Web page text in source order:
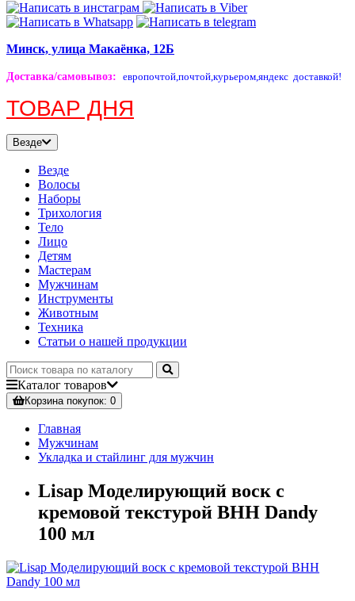
Минск, улица Макаёнка, 12Б
Доставка/самовывоз: европочтой,почтой,курьером,яндекс доставкой!
ТОВАР ДНЯ
Везде
Везде
Волосы
Наборы
Трихология
Тело
Лицо
Детям
Мастерам
Мужчинам
Инструменты
Животным
Техника
Статьи о нашей продукции
Каталог товаров
Корзинапокупок: 0
Главная
Мужчинам
Укладка и стайлинг для мужчин
Lisap Mоделирующий воск с
кремовой текстурой BHH Dandy
100 мл